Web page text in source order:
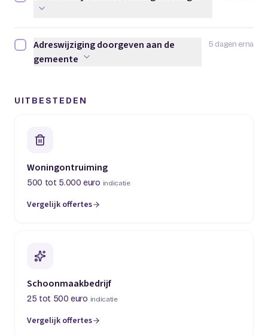
Sloten van je nieuwe woning vervangen afvinken
5 dagen erna
Adreswijziging doorgeven aan de gemeente afvinken
Adreswijziging doorgeven aan de
gemeente
UITBESTEDEN
Woningontruiming
500 tot 5.000 euro indicatie
Vergelijk offertes
(opent in een nieuw tabblad)
Schoonmaakbedrijf
25 tot 500 euro indicatie
Vergelijk offertes
(opent in een nieuw tabblad)